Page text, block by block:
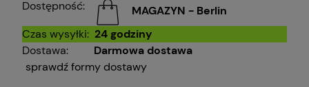
Dostępność:
MAGAZYN - Berlin
Czas wysyłki: 24 godziny
Dostawa:
Darmowa dostawa
sprawdź formy dostawy